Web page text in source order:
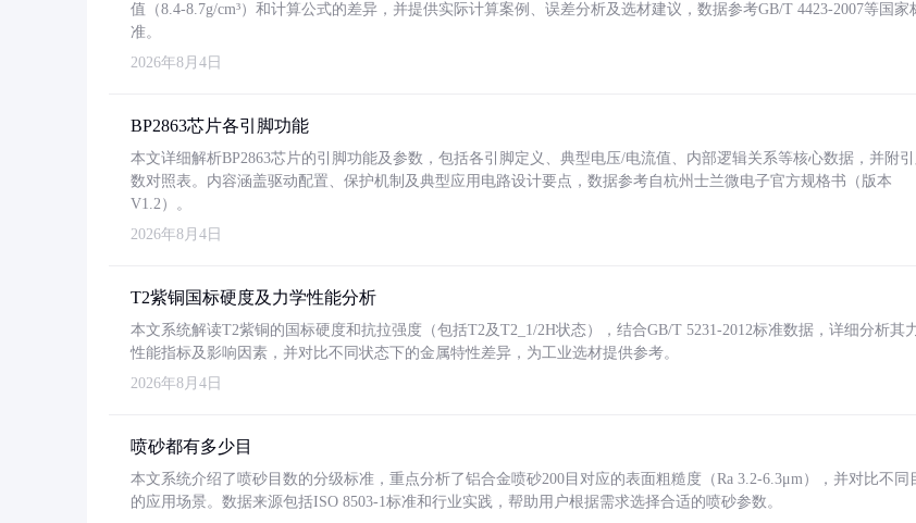
值（8.4-8.7g/cm³）和计算公式的差异，并提供实际计算案例、误差分析及选材建议，数据参考GB/T 4423-2007等国家
准。
2026年8月4日
BP2863芯片各引脚功能
本文详细解析BP2863芯片的引脚功能及参数，包括各引脚定义、典型电压/电流值、内部逻辑关系等核心数据，并附
数对照表。内容涵盖驱动配置、保护机制及典型应用电路设计要点，数据参考自杭州士兰微电子官方规格书（版本
V1.2）。
2026年8月4日
T2紫铜国标硬度及力学性能分析
本文系统解读T2紫铜的国标硬度和抗拉强度（包括T2及T2_1/2H状态），结合GB/T 5231-2012标准数据，详细分析其
性能指标及影响因素，并对比不同状态下的金属特性差异，为工业选材提供参考。
2026年8月4日
喷砂都有多少目
本文系统介绍了喷砂目数的分级标准，重点分析了铝合金喷砂200目对应的表面粗糙度（Ra 3.2-6.3μm），并对比不同
的应用场景。数据来源包括ISO 8503-1标准和行业实践，帮助用户根据需求选择合适的喷砂参数。